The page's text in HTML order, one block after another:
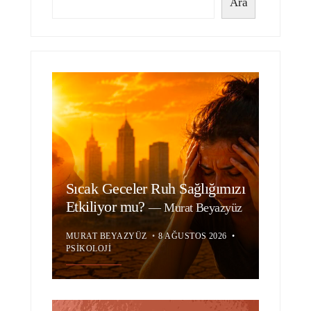
Sıcak Geceler Ruh Sağlığımızı
Etkiliyor mu?—Murat Beyazyüz
MURAT BEYAZYÜZ • 8 AĞUSTOS 2026 •
PSIKOLOJI